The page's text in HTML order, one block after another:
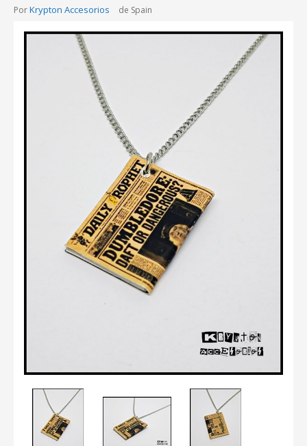
PorKrypton Accesorios de Spain